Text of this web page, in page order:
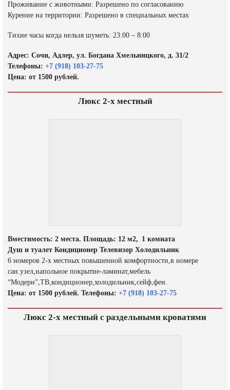
Проживание с животными: Разрешено по согласованию
Курение на территории: Разрешено в специальных местах
Тихие часы когда нельзя шуметь: 23:00 – 8:00
Адрес: Сочи, Адлер, ул. Богдана Хмельницкого, д. 31/2
Телефоны: +7 (918) 103-27-75
Цена: от 1500 рублей.
Люкс 2-х местный
Вместимость: 2 места. Площадь: 12 м2, 1 комната
Душ и туалет Кондиционер Телевизор Холодильник
6 номеров 2-х местных повышенной комфортности,в номере
сан.узел,напольное покрытие-ламинат,мебель
“Модерн”,ТВ,кондиционер,холодильник,сейф,фен.
Цена: от 1500 рублей. Телефоны: +7 (918) 103-27-75
Люкс 2-х местный с раздельными кроватями